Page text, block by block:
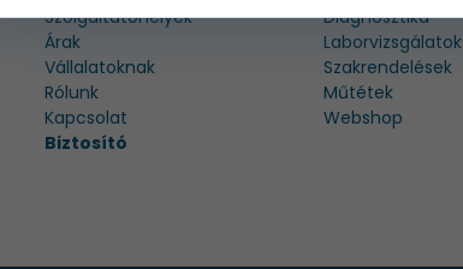
Szolgáltatóhelyek
Árak
Vállalatoknak
Rólunk
Kapcsolat
Biztosító
Diagnosztika
Laborvizsgálatok
Szakrendelések
Műtétek
Webshop